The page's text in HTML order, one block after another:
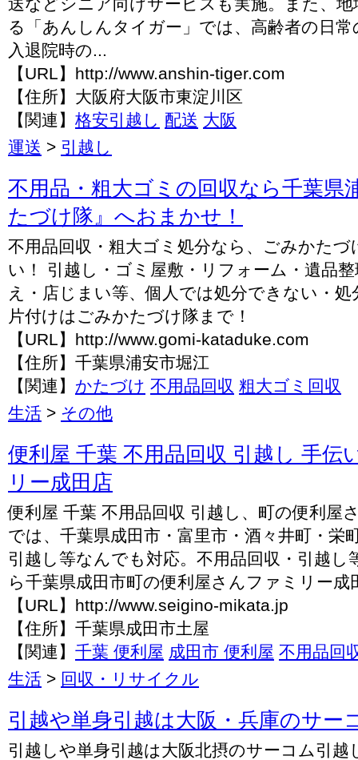
る「あんしんタイガー」では、高齢者の日
入退院時の...
【URL】http://www.anshin-tiger.com
【住所】大阪府大阪市東淀川区
【関連】 格安引越し 配送 大阪
運送 > 引越し
不用品・粗大ゴミの回収なら千葉県
たづけ隊』へおまかせ！
不用品回収・粗大ゴミ処分なら、ごみかたづ
い！ 引越し・ゴミ屋敷・リフォーム・遺品
え・店じまい等、個人では処分できない・
片付けはごみかたづけ隊まで！
【URL】http://www.gomi-kataduke.com
【住所】千葉県浦安市堀江
【関連】 かたづけ 不用品回収 粗大ゴミ回収
生活 > その他
便利屋 千葉 不用品回収 引越し 手伝
リー成田店
便利屋 千葉 不用品回収 引越し、町の便利屋
では、千葉県成田市・富里市・酒々井町・栄
引越し等なんでも対応。不用品回収・引越し
ら千葉県成田市町の便利屋さんファミリー成
【URL】http://www.seigino-mikata.jp
【住所】千葉県成田市土屋
【関連】 千葉 便利屋 成田市 便利屋 不用品回
生活 > 回収・リサイクル
引越や単身引越は大阪・兵庫のサー
引越しや単身引越は大阪北摂のサーコム引